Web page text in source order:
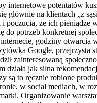
internetowe potentatów
na klientach „z
że ich
potrzeb konkretnej
godziny
Google, przejrzysta
zainteresowaną
jak silna
są to ręcznie robione
w social mediach, w
Organizowanie